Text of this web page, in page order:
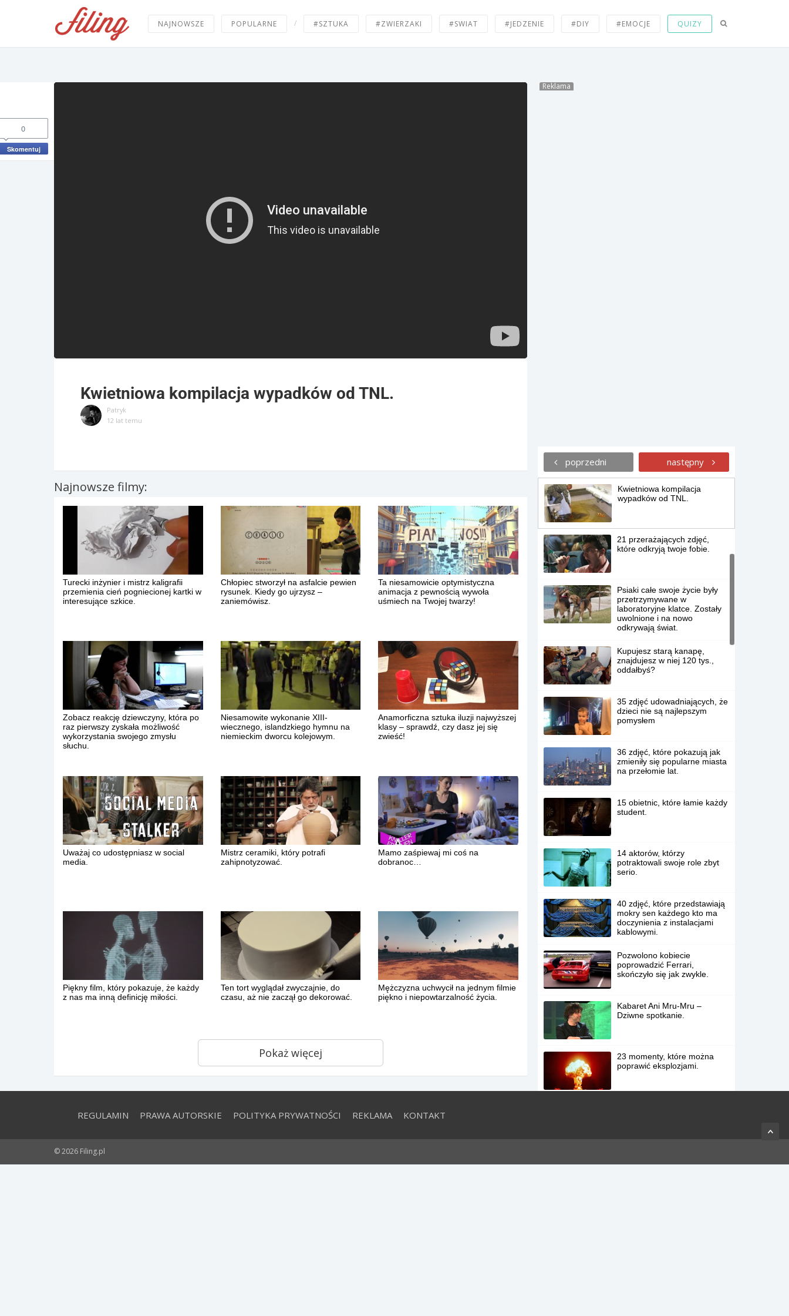
NAJNOWSZE POPULARNE / #SZTUKA #ZWIERZAKI #SWIAT #JEDZENIE #DIY #EMOCJE QUIZY
0
Skomentuj
Kwietniowa kompilacja wypadków od TNL.
Patryk
12 lat temu
Najnowsze filmy:
Turecki inżynier i mistrz kaligrafii
przemienia cień pogniecionej kartki w
interesujące szkice.
Chłopiec stworzył na asfalcie pewien
rysunek. Kiedy go ujrzysz –
zaniemówisz.
Ta niesamowicie optymistyczna
animacja z pewnością wywoła
uśmiech na Twojej twarzy!
Zobacz reakcję dziewczyny, która po
raz pierwszy zyskała możliwość
wykorzystania swojego zmysłu
słuchu.
Niesamowite wykonanie XIII-
wiecznego, islandzkiego hymnu na
niemieckim dworcu kolejowym.
Anamorficzna sztuka iluzji najwyższej
klasy – sprawdź, czy dasz jej się
zwieść!
Uważaj co udostępniasz w social
media.
Mistrz ceramiki, który potrafi
zahipnotyzować.
Mamo zaśpiewaj mi coś na
dobranoc…
Piękny film, który pokazuje, że każdy
z nas ma inną definicję miłości.
Ten tort wyglądał zwyczajnie, do
czasu, aż nie zaczął go dekorować.
Mężczyzna uchwycił na jednym filmie
piękno i niepowtarzalność życia.
Pokaż więcej
Reklama
poprzedni następny
Kwietniowa kompilacja
wypadków od TNL.
21 przerażających zdjęć,
które odkryją twoje fobie.
Psiaki całe swoje życie były
przetrzymywane w
laboratoryjne klatce. Zostały
uwolnione i na nowo
odkrywają świat.
Kupujesz starą kanapę,
znajdujesz w niej 120 tys.,
oddałbyś?
35 zdjęć udowadniających, że
dzieci nie są najlepszym
pomysłem
36 zdjęć, które pokazują jak
zmieniły się popularne miasta
na przełomie lat.
15 obietnic, które łamie każdy
student.
14 aktorów, którzy
potraktowali swoje role zbyt
serio.
40 zdjęć, które przedstawiają
mokry sen każdego kto ma
doczynienia z instalacjami
kablowymi.
Pozwolono kobiecie
poprowadzić Ferrari,
skończyło się jak zwykle.
Kabaret Ani Mru-Mru –
Dziwne spotkanie.
23 momenty, które można
poprawić eksplozjami.
dokładnie opisują Twoje życie
REGULAMIN PRAWA AUTORSKIE POLITYKA PRYWATNOŚCI REKLAMA KONTAKT
© 2026 Filing.pl